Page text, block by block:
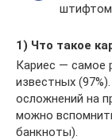
1) Что такое
Кариес — самое
известных
осложнений на
можно
банкноты).